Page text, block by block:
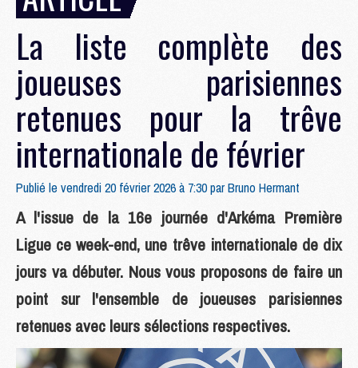
La liste complète des
joueuses parisiennes
retenues pour la trêve
internationale de février
Publié le vendredi 20 février 2026 à 7:30 parBruno Hermant
A l'issue de la 16e journée d'Arkéma Première
Ligue ce week-end, une trêve internationale de dix
jours va débuter. Nous vous proposons de faire un
point sur l'ensemble de joueuses parisiennes
retenues avec leurs sélections respectives.